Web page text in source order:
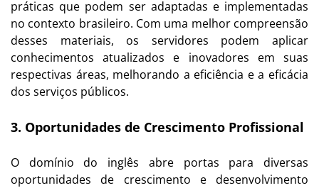
práticas que podem ser adaptadas e implementadas
no contexto brasileiro. Com uma melhor compreensão
desses materiais, os servidores podem aplicar
conhecimentos atualizados e inovadores em suas
respectivas áreas, melhorando a eficiência e a eficácia
dos serviços públicos.
3. Oportunidades de Crescimento Profissional
O domínio do inglês abre portas para diversas
oportunidades de crescimento e desenvolvimento